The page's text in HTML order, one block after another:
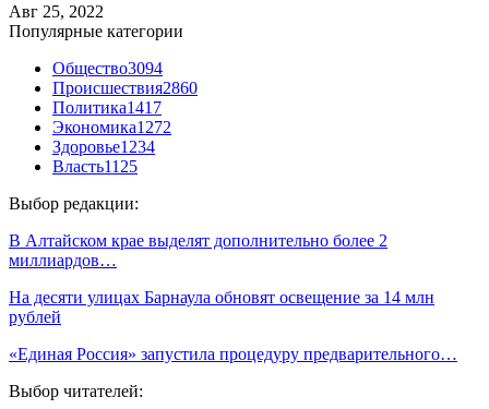
Авг 25, 2022
Популярные категории
Общество3094
Происшествия2860
Политика1417
Экономика1272
Здоровье1234
Власть1125
Выбор редакции:
В Алтайском крае выделят дополнительно более 2
миллиардов…
На десяти улицах Барнаула обновят освещение за 14 млн
рублей
«Единая Россия» запустила процедуру предварительного…
Выбор читателей: